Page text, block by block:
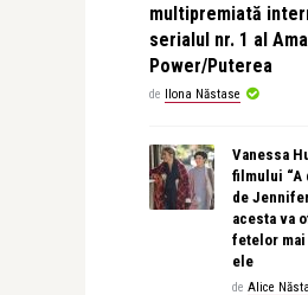
multipremiată
serialul nr. 1 al
Power/Puterea
de Ilona Năstase
Vanessa
filmului “A
de
acesta va
fetelor
ele
de Alice